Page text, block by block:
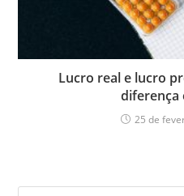
Lucro real e lucro
diferença
25 de